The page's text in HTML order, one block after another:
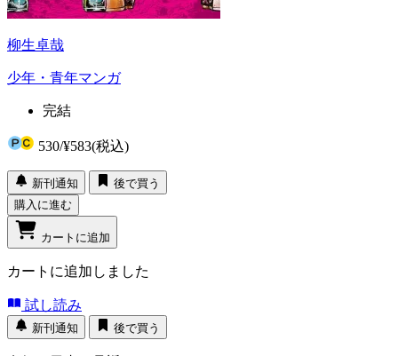
柳生卓哉
少年・青年マンガ
完結
530/¥583(税込)
新刊通知
後で買う
購入に進む
カートに追加
カートに追加しました
試し読み
新刊通知 後で買う